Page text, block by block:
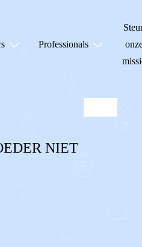
Professionals
NIET